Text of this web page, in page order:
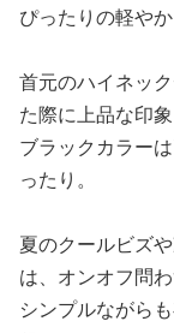
ぴったりの軽や
首元のハイネッ
た際に上品な印象
ブラックカラー
ったり。
夏のクールビズ
は、オンオフ問わ
シンプルながら